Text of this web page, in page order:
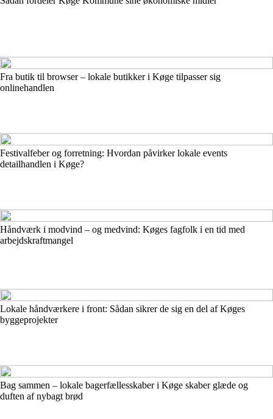
Fra butik til browser – lokale butikker i Køge tilpasser sig
onlinehandlen
Festivalfeber og forretning: Hvordan påvirker lokale events
detailhandlen i Køge?
Håndværk i modvind – og medvind: Køges fagfolk i en tid med
arbejdskraftmangel
Lokale håndværkere i front: Sådan sikrer de sig en del af Køges
byggeprojekter
Bag sammen – lokale bagerfællesskaber i Køge skaber glæde og
duften af nybagt brød